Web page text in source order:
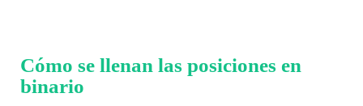
Cómo se llenan las posiciones en
binario